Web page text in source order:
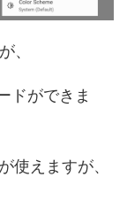
、
ができま
使えますが、